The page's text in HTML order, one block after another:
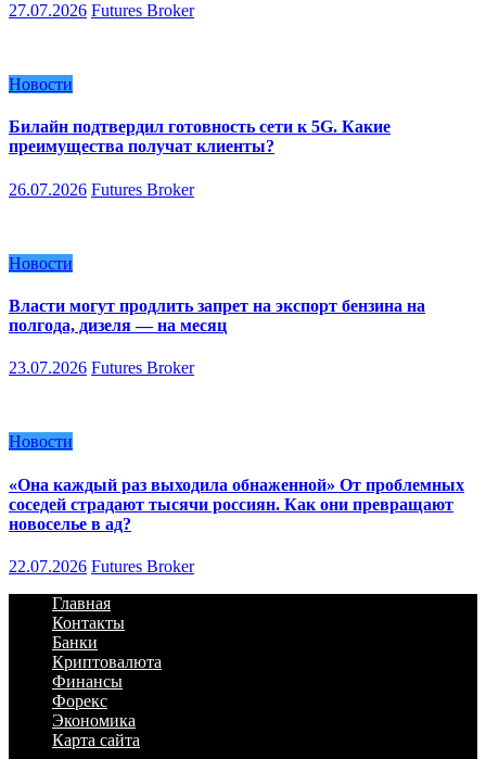
27.07.2026 Futures Broker
Новости
Билайн подтвердил готовность сети к 5G. Какие
преимущества получат клиенты?
26.07.2026 Futures Broker
Новости
Власти могут продлить запрет на экспорт бензина на
полгода, дизеля — на месяц
23.07.2026 Futures Broker
Новости
«Она каждый раз выходила обнаженной» От проблемных
соседей страдают тысячи россиян. Как они превращают
новоселье в ад?
22.07.2026 Futures Broker
Главная
Контакты
Банки
Криптовалюта
Финансы
Форекс
Экономика
Карта сайта